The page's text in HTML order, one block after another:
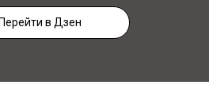
Перейти в Дзен